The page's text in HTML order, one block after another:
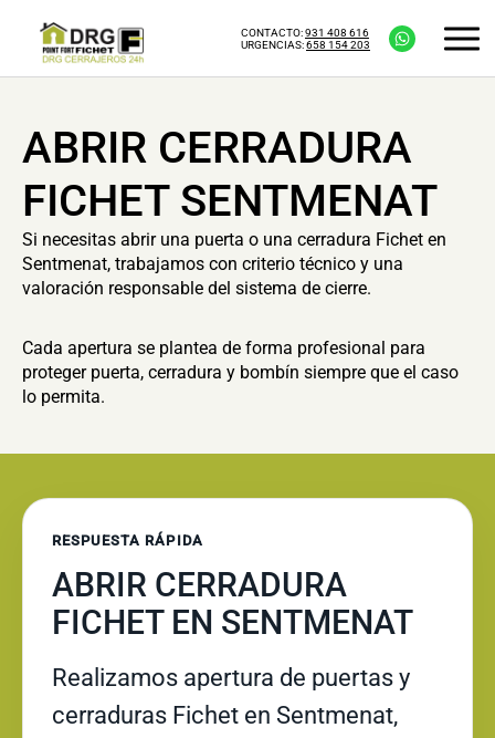
CONTACTO:931 408 616
URGENCIAS:658 154 203
ABRIR CERRADURA
FICHET SENTMENAT
Si necesitas abrir una puerta o una cerradura Fichet en
Sentmenat, trabajamos con criterio técnico y una
valoración responsable del sistema de cierre.
Cada apertura se plantea de forma profesional para
proteger puerta, cerradura y bombín siempre que el caso
lo permita.
RESPUESTA RÁPIDA
ABRIR CERRADURA
FICHET EN SENTMENAT
Realizamos apertura de puertas y
cerraduras Fichet en Sentmenat,